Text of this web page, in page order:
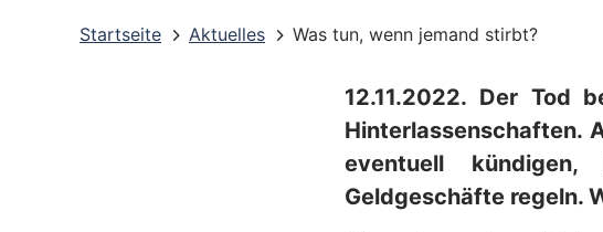
Startseite Aktuelles Was tun, wenn jemand stirbt?
12.11.2022. Der Tod
Hinterlassenschaften.
eventuell
Geldgeschäfte regeln.